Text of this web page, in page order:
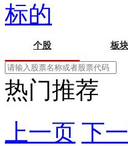
标的
个股 板块
热门推荐
上一页 下